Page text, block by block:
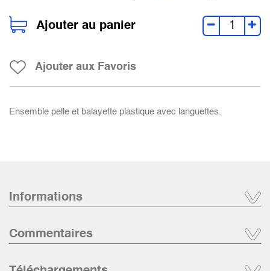
Ajouter au panier
Ajouter aux Favoris
Ensemble pelle et balayette plastique avec languettes.
Informations
Commentaires